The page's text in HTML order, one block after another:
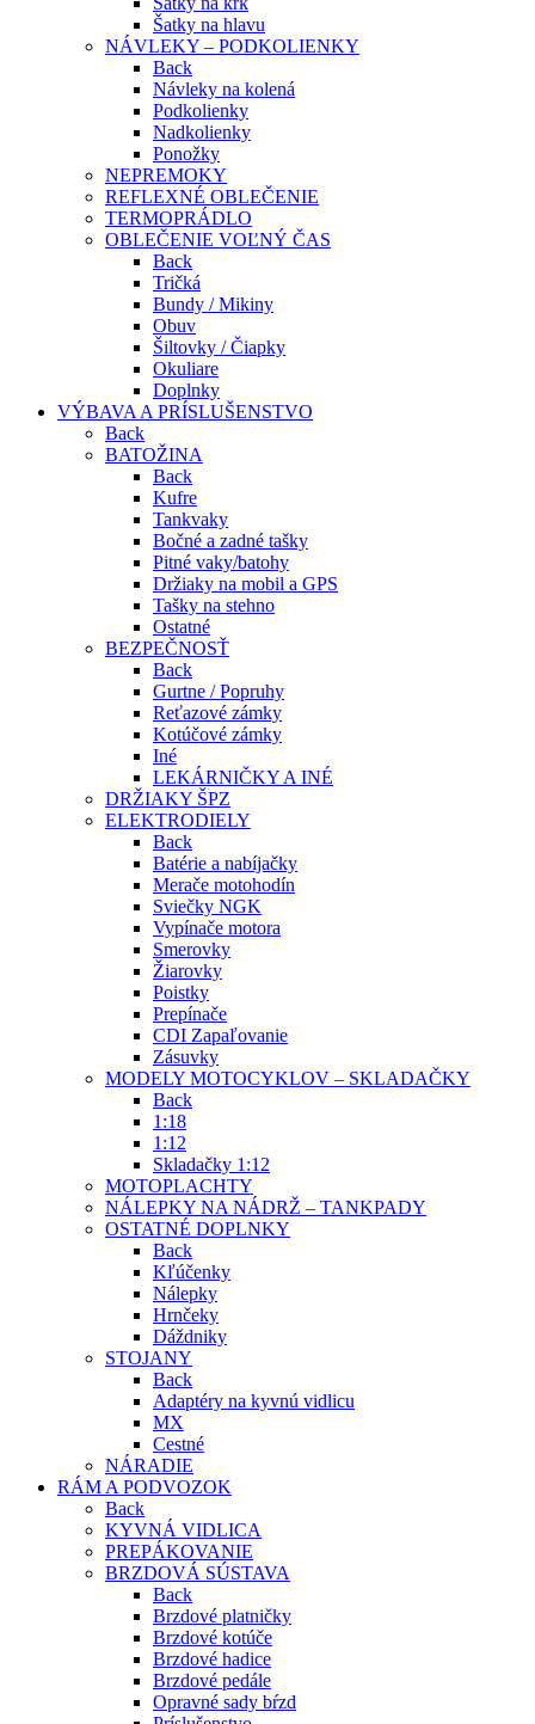
Šatky na hlavu
NÁVLEKY – PODKOLIENKY
Back
Návleky na kolená
Podkolienky
Nadkolienky
Ponožky
NEPREMOKY
REFLEXNÉ OBLEČENIE
TERMOPRÁDLO
OBLEČENIE VOĽNÝ ČAS
Back
Tričká
Bundy / Mikiny
Obuv
Šiltovky / Čiapky
Okuliare
Doplnky
VÝBAVA A PRÍSLUŠENSTVO
Back
BATOŽINA
Back
Kufre
Tankvaky
Bočné a zadné tašky
Pitné vaky/batohy
Držiaky na mobil a GPS
Tašky na stehno
Ostatné
BEZPEČNOSŤ
Back
Gurtne / Popruhy
Reťazové zámky
Kotúčové zámky
Iné
LEKÁRNIČKY A INÉ
DRŽIAKY ŠPZ
ELEKTRODIELY
Back
Batérie a nabíjačky
Merače motohodín
Sviečky NGK
Vypínače motora
Smerovky
Žiarovky
Poistky
Prepínače
CDI Zapaľovanie
Zásuvky
MODELY MOTOCYKLOV – SKLADAČKY
Back
1:18
1:12
Skladačky 1:12
MOTOPLACHTY
NÁLEPKY NA NÁDRŽ – TANKPADY
OSTATNÉ DOPLNKY
Back
Kľúčenky
Nálepky
Hrnčeky
Dáždniky
STOJANY
Back
Adaptéry na kyvnú vidlicu
MX
Cestné
NÁRADIE
RÁM A PODVOZOK
Back
KYVNÁ VIDLICA
PREPÁKOVANIE
BRZDOVÁ SÚSTAVA
Back
Brzdové platničky
Brzdové kotúče
Brzdové hadice
Brzdové pedále
Opravné sady bŕzd